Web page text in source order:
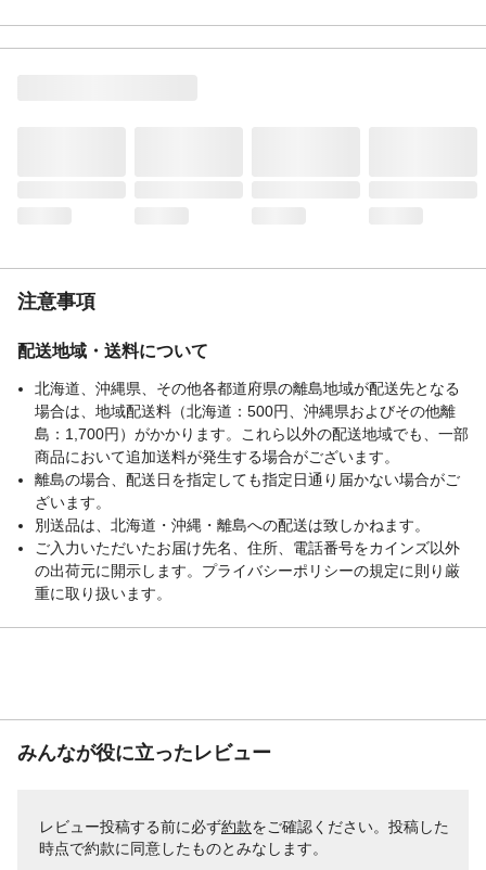
注意事項
配送地域・送料について
北海道、沖縄県、その他各都道府県の離島地域が配送先となる
場合は、地域配送料（北海道：500円、沖縄県およびその他離
島：1,700円）がかかります。これら以外の配送地域でも、一部
商品において追加送料が発生する場合がございます。
離島の場合、配送日を指定しても指定日通り届かない場合がご
ざいます。
別送品は、北海道・沖縄・離島への配送は致しかねます。
ご入力いただいたお届け先名、住所、電話番号をカインズ以外
の出荷元に開示します。プライバシーポリシーの規定に則り厳
重に取り扱います。
みんなが役に立ったレビュー
レビュー投稿する前に必ず約款をご確認ください。投稿した
時点で約款に同意したものとみなします。